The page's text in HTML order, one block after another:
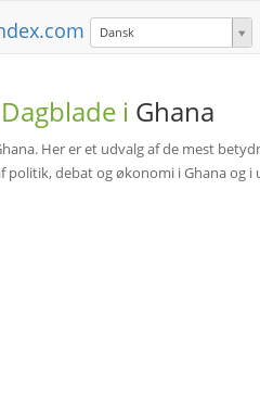
Dansk
i Ghana
Her er et udvalg af de mest
politik, debat og økonomi i Ghana og